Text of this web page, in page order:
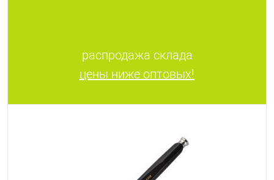
распродажа склада
цены ниже оптовых!